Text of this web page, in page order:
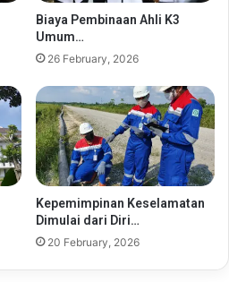
Biaya Pembinaan Ahli K3
Umum…
26 February, 2026
Kepemimpinan Keselamatan
Dimulai dari Diri…
20 February, 2026